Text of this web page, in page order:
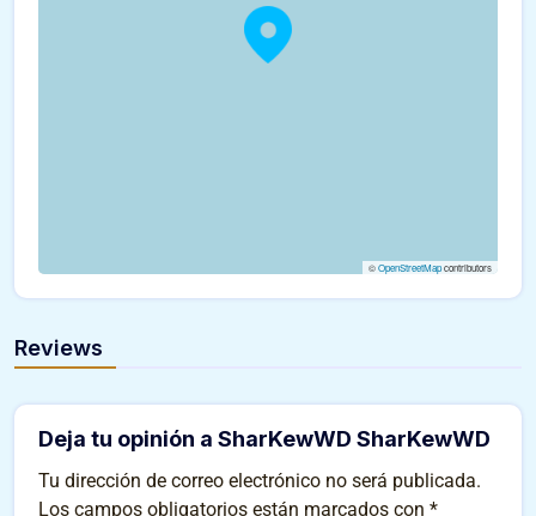
©OpenStreetMapcontributors
Reviews
Deja tu opinión a SharKewWD SharKewWD
Tu dirección de correo electrónico no será publicada.
Los campos obligatorios están marcados con *